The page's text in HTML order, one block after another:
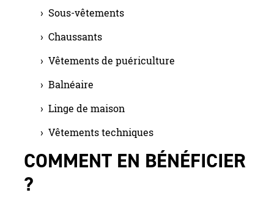
Sous-vêtements
Chaussants
Vêtements de puériculture
Balnéaire
Linge de maison
Vêtements techniques
COMMENT EN BÉNÉFICIER
?